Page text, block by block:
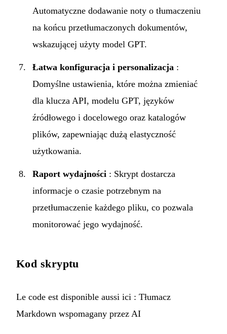
Automatyczne dodawanie noty o tłumaczeniu
na końcu przetłumaczonych dokumentów,
wskazującej użyty model GPT.
Łatwa konfiguracja i personalizacja :
Domyślne ustawienia, które można zmieniać
dla klucza API, modelu GPT, języków
źródłowego i docelowego oraz katalogów
plików, zapewniając dużą elastyczność
użytkowania.
Raport wydajności : Skrypt dostarcza
informacje o czasie potrzebnym na
przetłumaczenie każdego pliku, co pozwala
monitorować jego wydajność.
Kod skryptu
Le code est disponible aussi ici : Tłumacz
Markdown wspomagany przez AI